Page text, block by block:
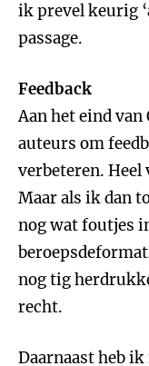
ik prevel keurig
passage.
Feedback
Aan het eind van
auteurs om
verbeteren. Heel
Maar als ik dan
nog wat foutjes
nog tig
recht.
Daarnaast heb